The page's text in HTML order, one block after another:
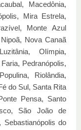
Macedônia,
Mira Estrela,
Monte Azul
Nova Canaã
Olímpia,
Pedranópolis,
Riolândia,
do Sul, Santa Rita
Pensa, Santo
São João de
Sebastianópolis do